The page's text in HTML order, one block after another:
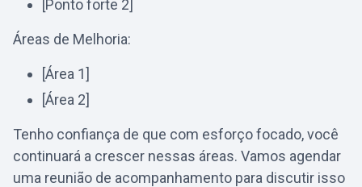
[Ponto forte 2]
Áreas de Melhoria:
[Área 1]
[Área 2]
Tenho confiança de que com esforço focado, você
continuará a crescer nessas áreas. Vamos agendar
uma reunião de acompanhamento para discutir isso